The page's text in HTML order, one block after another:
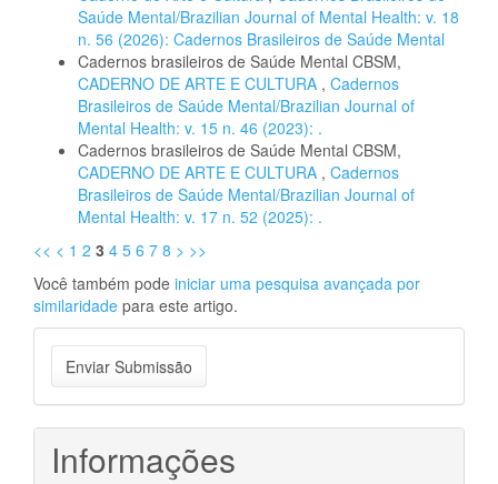
Saúde Mental/Brazilian Journal of Mental Health: v. 18
n. 56 (2026): Cadernos Brasileiros de Saúde Mental
Cadernos brasileiros de Saúde Mental CBSM,
CADERNO DE ARTE E CULTURA , Cadernos
Brasileiros de Saúde Mental/Brazilian Journal of
Mental Health: v. 15 n. 46 (2023): .
Cadernos brasileiros de Saúde Mental CBSM,
CADERNO DE ARTE E CULTURA , Cadernos
Brasileiros de Saúde Mental/Brazilian Journal of
Mental Health: v. 17 n. 52 (2025): .
<< < 1 2 3 4 5 6 7 8 > >>
Você também pode iniciar uma pesquisa avançada por
similaridade para este artigo.
Enviar
Submissão
Enviar Submissão
Informações